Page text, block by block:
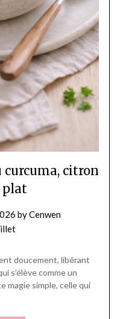
curcuma, citron
plat
byCenwen
doucement, libérant
s’élève comme un
magie simple, celle qui